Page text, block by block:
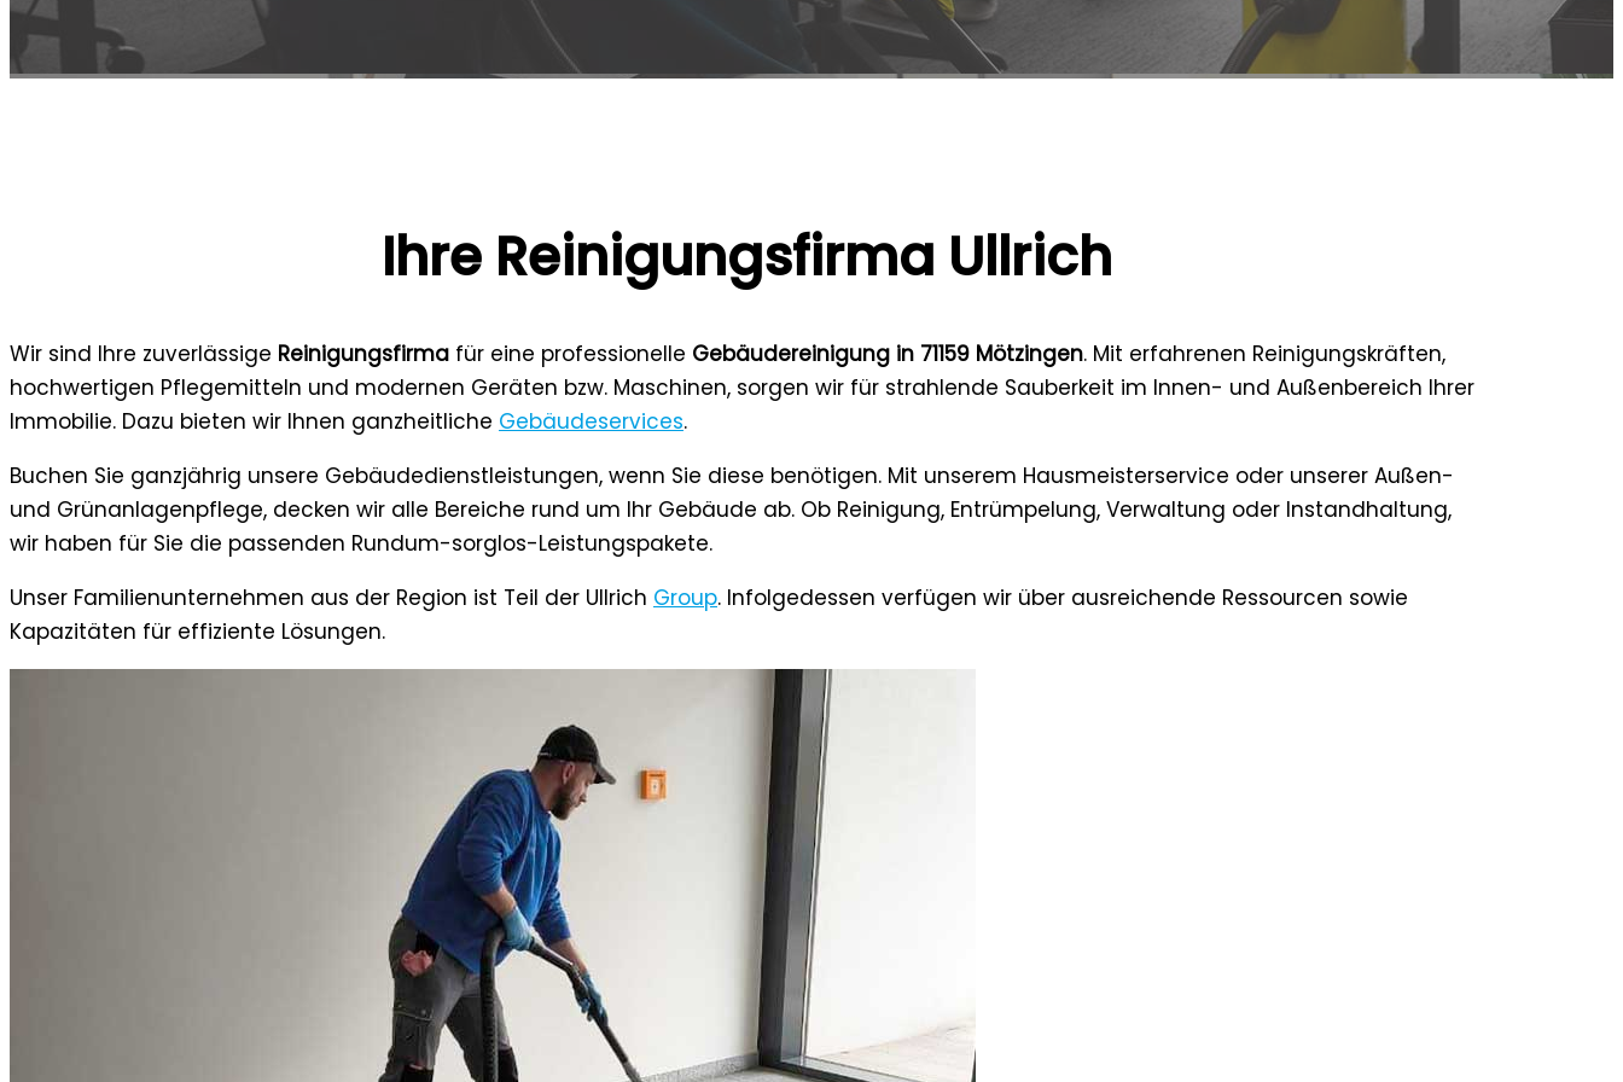
Ihre Reinigungsfirma Ullrich
Wir sind Ihre zuverlässige Reinigungsfirma für eine professionelle Gebäudereinigung in 71159 Mötzingen. Mit erfahrenen Reinigungskräften,
hochwertigen Pflegemitteln und modernen Geräten bzw. Maschinen, sorgen wir für strahlende Sauberkeit im Innen- und Außenbereich Ihrer
Immobilie. Dazu bieten wir Ihnen ganzheitliche Gebäudeservices.
Buchen Sie ganzjährig unsere Gebäudedienstleistungen, wenn Sie diese benötigen. Mit unserem Hausmeisterservice oder unserer Außen-
und Grünanlagenpflege, decken wir alle Bereiche rund um Ihr Gebäude ab. Ob Reinigung, Entrümpelung, Verwaltung oder Instandhaltung,
wir haben für Sie die passenden Rundum-sorglos-Leistungspakete.
Unser Familienunternehmen aus der Region ist Teil der Ullrich Group. Infolgedessen verfügen wir über ausreichende Ressourcen sowie
Kapazitäten für effiziente Lösungen.